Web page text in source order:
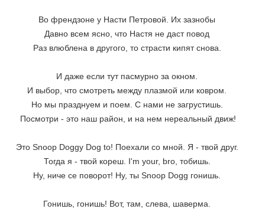
Во френдзоне у Насти Петровой. Их зазнобы
Давно всем ясно, что Настя не даст повод
Раз влюблена в другого, то страсти кипят снова.
И даже если тут пасмурно за окном.
И выбор, что смотреть между плазмой или ковром.
Но мы празднуем и поем. С нами не загрустишь.
Посмотри - это наш район, и на нем нереальный движ!
Это Snoop Doggy Dog to! Поехали со мной. Я - твой друг.
Тогда я - твой кореш. I'm your, bro, тобишь.
Ну, ниче се поворот! Ну, ты Snoop Dogg гонишь.
Гонишь, гонишь! Вот, там, слева, шаверма.